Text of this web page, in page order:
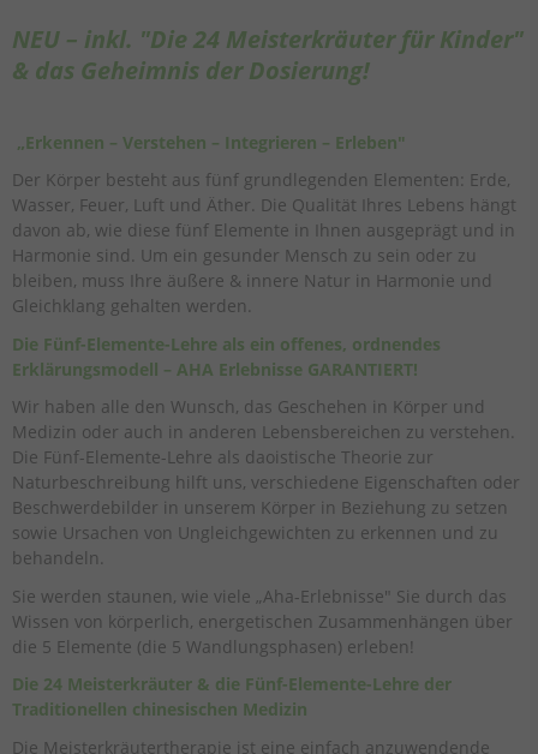
NEU – inkl. "Die 24 Meisterkräuter für Kinder"
& das Geheimnis der Dosierung!
„Erkennen – Verstehen – Integrieren – Erleben"
Der Körper besteht aus fünf grundlegenden Elementen: Erde,
Wasser, Feuer, Luft und Äther. Die Qualität Ihres Lebens hängt
davon ab, wie diese fünf Elemente in Ihnen ausgeprägt und in
Harmonie sind. Um ein gesunder Mensch zu sein oder zu
bleiben, muss Ihre äußere & innere Natur in Harmonie und
Gleichklang gehalten werden.
Die Fünf-Elemente-Lehre als ein offenes, ordnendes
Erklärungsmodell – AHA Erlebnisse GARANTIERT!
Wir haben alle den Wunsch, das Geschehen in Körper und
Medizin oder auch in anderen Lebensbereichen zu verstehen.
Die Fünf-Elemente-Lehre als daoistische Theorie zur
Naturbeschreibung hilft uns, verschiedene Eigenschaften oder
Beschwerdebilder in unserem Körper in Beziehung zu setzen
sowie Ursachen von Ungleichgewichten zu erkennen und zu
behandeln.
Sie werden staunen, wie viele „Aha-Erlebnisse" Sie durch das
Wissen von körperlich, energetischen Zusammenhängen über
die 5 Elemente (die 5 Wandlungsphasen) erleben!
Die 24 Meisterkräuter & die Fünf-Elemente-Lehre der
Traditionellen chinesischen Medizin
Die Meisterkräutertherapie ist eine einfach anzuwendende